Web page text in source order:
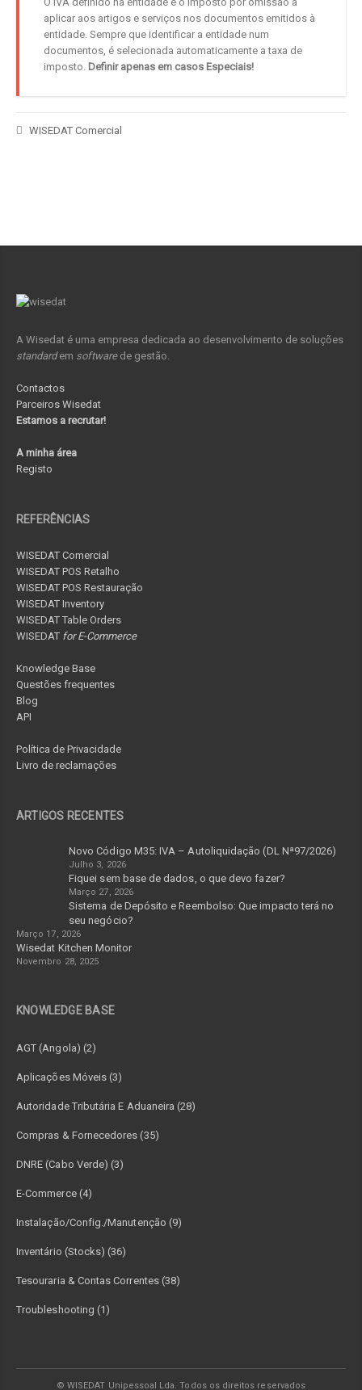
aplicar aos artigos e serviços nos documentos emitidos à
entidade. Sempre que identificar a entidade num
documentos, é selecionada automaticamente a taxa de
imposto. Definir apenas em casos Especiais!
WISEDAT Comercial
A Wisedat é uma empresa dedicada ao desenvolvimento de soluções
standardem softwarede gestão.
Contactos
Parceiros Wisedat
Estamos a recrutar!
A minha área
Registo
REFERÊNCIAS
WISEDAT Comercial
WISEDAT POS Retalho
WISEDAT POS Restauração
WISEDAT Inventory
WISEDAT Table Orders
WISEDAT for E-Commerce
Knowledge Base
Questões frequentes
Blog
API
Política de Privacidade
Livro de reclamações
ARTIGOS RECENTES
Novo Código M35: IVA – Autoliquidação (DL Nª97/2026)
Julho 3, 2026
Fiquei sem base de dados, o que devo fazer?
Março 27, 2026
Sistema de Depósito e Reembolso: Que impacto terá no
seu negócio?
Março 17, 2026
Wisedat Kitchen Monitor
Novembro 28, 2025
KNOWLEDGE BASE
AGT (Angola) (2)
Aplicações Móveis (3)
Autoridade Tributária E Aduaneira (28)
Compras & Fornecedores (35)
DNRE (Cabo Verde) (3)
E-Commerce (4)
Instalação/Config./Manutenção (9)
Inventário (Stocks) (36)
Tesouraria & Contas Correntes (38)
Troubleshooting (1)
© WISEDAT Unipessoal Lda. Todos os direitos reservados